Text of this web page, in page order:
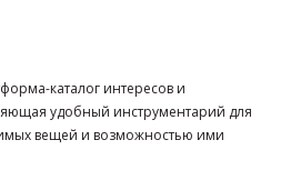
каталог интересов и
удобный инструментарий для
вещей и возможностью ими